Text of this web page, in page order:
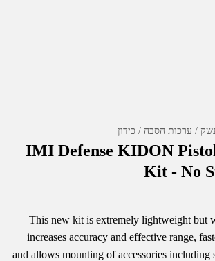
ערכות הסבה כידון
IMI Defense KIDON
Kit - No
This new kit is extremely lightweight but
increases accuracy and effective range,
and allows mounting of accessories including